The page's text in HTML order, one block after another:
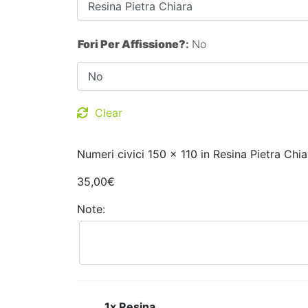
Fori Per Affissione?: No
Clear
Numeri civici 150 x 110 in Resina Pietra
35,00€
Note: